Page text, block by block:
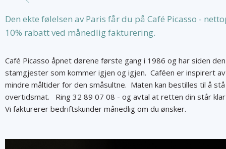
Den ekte følelsen av Paris får du på Café Picasso -
10% rabatt ved månedlig fakturering.
Café Picasso åpnet dørene første gang i 1986 og har siden
stamgjester som kommer igjen og igjen. Caféen er inspirert
mindre måltider for den småsultne. Maten kan bestilles til å
overtidsmat. Ring 32 89 07 08 - og avtal at retten din står
Vi fakturerer bedriftskunder månedlig om du ønsker.